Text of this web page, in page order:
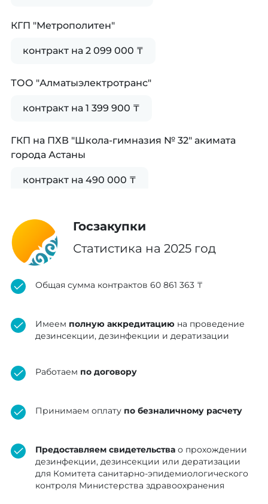
КГП "Метрополитен"
контракт на 2 099 000 ₸
ТОО "Алматыэлектротранс"
контракт на 1 399 900 ₸
ГКП на ПХВ "Школа-гимназия № 32" акимата
города Астаны
контракт на 490 000 ₸
исследовательский институт кардиологии и
внутренних болезней"
контракт на 4 499 900 ₸
«Правительство для граждан»
«Правительство для граждан»
Некоммерческое акционерное общество
«Государственная корпорация
Госзакупки
Статистика на 2025 год
Общая сумма контрактов 60 861 363 ₸
Имеем полную аккредитациюна проведение
дезинсекции, дезинфекции и дератизации
Работаем по договору
Принимаем оплату по безналичному расчету
Предоставляем свидетельствао прохождении
дезинфекции, дезинсекции или дератизации
для Комитета санитарно-эпидемиологического
контроля Министерства здравоохранения